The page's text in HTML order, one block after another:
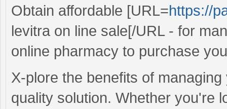
Obtain affordable [URL=https://
levitra on line sale[/URL - for
online pharmacy to purchase
X-plore the benefits of
quality solution. Whether you're